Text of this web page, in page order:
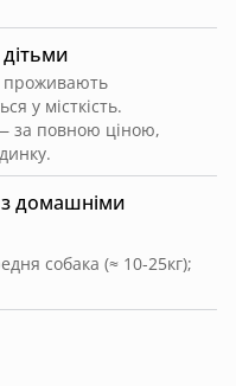
домашніми
собака (≈ 10-25кг);
у місткість.
за повною ціною,